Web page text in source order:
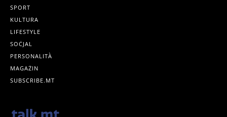
SPORT
KULTURA
LIFESTYLE
SOĊJAL
PERSONALITÀ
MAGAŻIN
SUBSCRIBE.MT